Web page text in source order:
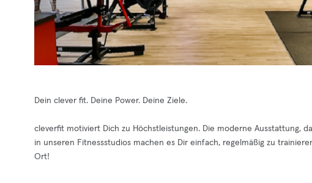
Dein clever fit. Deine Power. Deine Ziele.
cleverfit motiviert Dich zu Höchstleistungen. Die moderne Ausstattung,
in unseren Fitnessstudios machen es Dir einfach, regelmäßig zu
Ort!